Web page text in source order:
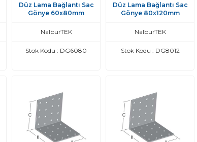
Düz Lama Bağlantı Sac
Gönye 60x80mm
NalburTEK
Stok Kodu : DG6080
Düz Lama Bağlantı Sac
Gönye 80x120mm
NalburTEK
Stok Kodu : DG8012